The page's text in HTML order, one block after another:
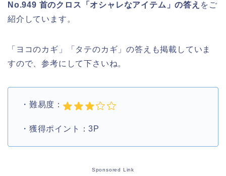
No.949 首のクロス「オシャレなアイテム」の答え をご
紹介しています。
「ヨコのカギ」「タテのカギ」の答えも掲載していま
すので、参考にして下さいね。
・難易度：
・獲得ポイント：3P
Sponsored Link